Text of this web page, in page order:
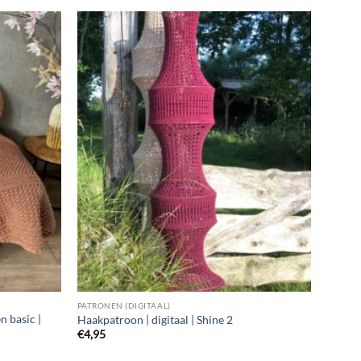
basic |
PATRONEN (DIGITAAL)
Haakpatroon | digitaal | Shine 2
€4,95